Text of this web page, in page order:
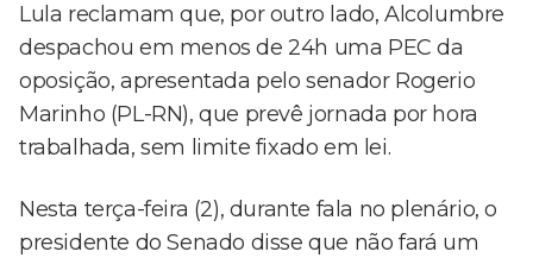
Lula reclamam que, por outro lado, Alcolumbre
despachou em menos de 24h uma PEC da
oposição, apresentada pelo senador Rogerio
Marinho (PL-RN), que prevê jornada por hora
trabalhada, sem limite fixado em lei.
Nesta terça-feira (2), durante fala no plenário, o
presidente do Senado disse que não fará um